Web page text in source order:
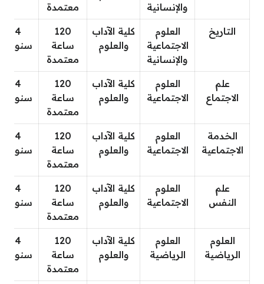
والإنسانية
معتمدة
التاريخ
العلوم
الاجتماعية
والإنسانية
كلية الآداب
والعلوم
120
ساعة
معتمدة
4
سنوات
علم
الاجتماع
العلوم
الاجتماعية
كلية الآداب
والعلوم
120
ساعة
معتمدة
4
سنوات
الخدمة
الاجتماعية
العلوم
الاجتماعية
كلية الآداب
والعلوم
120
ساعة
معتمدة
4
سنوات
علم
النفس
العلوم
الاجتماعية
كلية الآداب
والعلوم
120
ساعة
معتمدة
4
سنوات
العلوم
الرياضية
العلوم
الرياضية
كلية الآداب
والعلوم
120
ساعة
معتمدة
4
سنوات